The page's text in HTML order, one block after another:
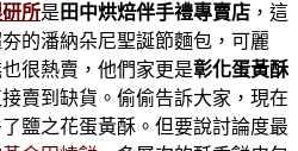
所是 田中烘焙伴手禮專賣店 ，這
的潘納朵尼聖誕節麵包，可麗
很熱賣，他們家更是彰化蛋黃酥
賣到缺貨。偷偷告訴大家，現在
鹽之花蛋黃酥。但要說討論度最